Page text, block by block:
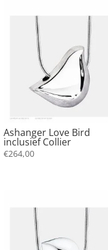
Ashanger Love Bird
inclusief Collier
€264,00